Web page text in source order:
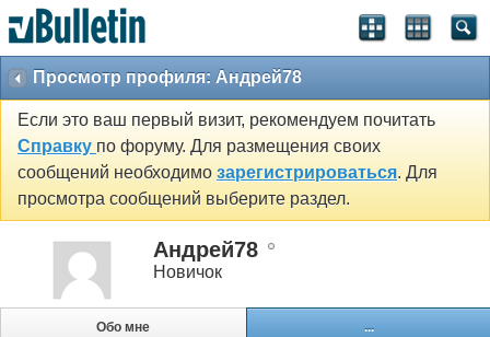
Просмотр профиля: Андрей78
Если это ваш первый визит, рекомендуем почитать
Справку по форуму. Для размещения своих
сообщений необходимо зарегистрироваться. Для
просмотра сообщений выберите раздел.
Андрей78
Новичок
Обо мне ...